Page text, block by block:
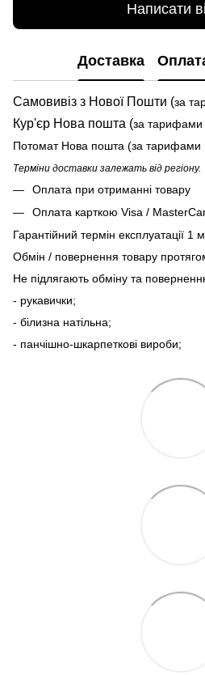
Написати
Доставка
Самовивіз з Нової Пошти (за
Кур'єр Нова пошта (за тарифами
Потомат Нова пошта (за тарифами
Терміни доставки залежать від регіону.
Оплата при отриманні товару
Оплата карткою Visa /
Гарантійний термін експлуатації 1
Обмін / повернення товару
Не підлягають обміну та
- рукавички;
- білизна натільна;
- панчішно-шкарпеткові вироби;